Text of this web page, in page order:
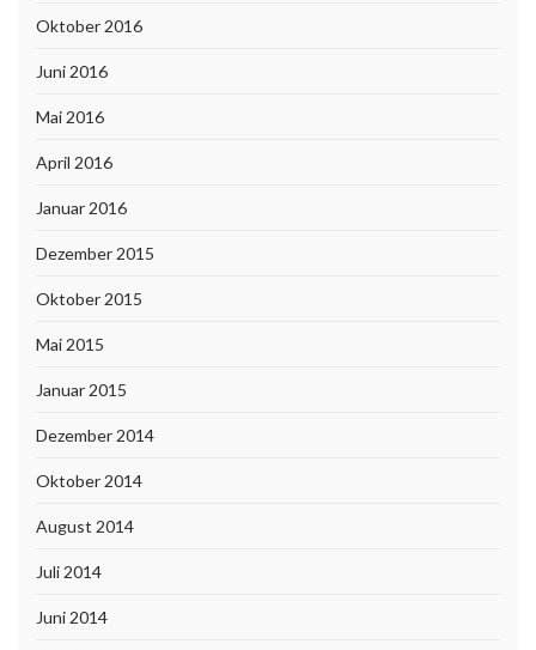
Oktober 2016
Juni 2016
Mai 2016
April 2016
Januar 2016
Dezember 2015
Oktober 2015
Mai 2015
Januar 2015
Dezember 2014
Oktober 2014
August 2014
Juli 2014
Juni 2014